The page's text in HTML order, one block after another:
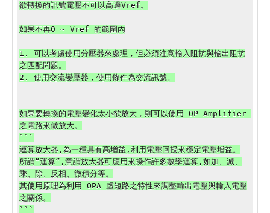
欲轉換的訊號電壓不可以高過Vref。
如果不再0 ~ Vref 的範圍內
1. 可以考慮使用分壓器來處理，但必須注意輸入阻抗與輸出阻抗
之匹配問題。
2. 使用交流變壓器，使用條件為交流訊號。
如果要轉換的電壓變化太小欲放大，則可以使用 OP Amplifier
之電路來做放大。
```
運算放大器,為一種具有高增益,利用電壓回授來穩定電壓增益。
所謂“運算”,意謂放大器可應用來操作許多數學運算,如加、滅、
乘、除、反相、微積分等。
其使用原理為利用 OPA 虛短路之特性來調整輸出電壓與輸入電壓
之關係。
```